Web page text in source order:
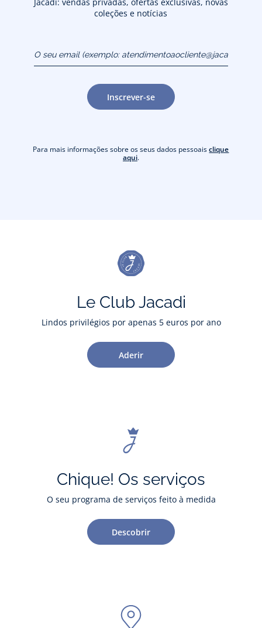
coleções e notícias
atendimentoaocliente@jacadi.pt)
Inscrever-se
Para mais informações sobre os seus dados pessoaisclique
aqui.
Le Club Jacadi
Lindos privilégios por apenas 5 euros por ano
Aderir
Chique! Os serviços
O seu programa de serviços feito à medida
Descobrir